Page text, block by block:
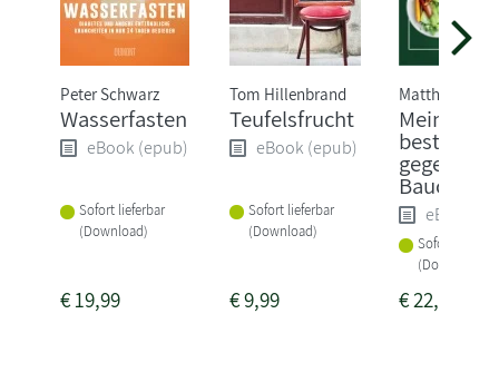
Peter Schwarz
Wasserfasten
eBook (epub)
Sofort lieferbar
(Download)
€19,99
Tom Hillenbrand
Teufelsfrucht
eBook (epub)
Sofort lieferbar
(Download)
€9,99
Matthias Riedl
Meine 80
besten
gegen
Bauchfett
eBook
Sofort
(Download)
€22,99